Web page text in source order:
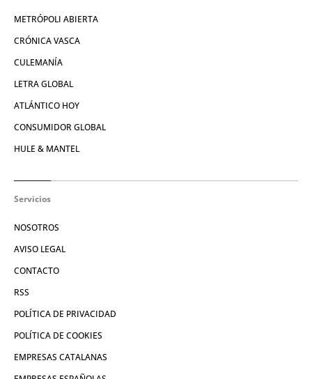
METRÓPOLI ABIERTA
CRÓNICA VASCA
CULEMANÍA
LETRA GLOBAL
ATLÁNTICO HOY
CONSUMIDOR GLOBAL
HULE & MANTEL
Servicios
NOSOTROS
AVISO LEGAL
CONTACTO
RSS
POLÍTICA DE PRIVACIDAD
POLÍTICA DE COOKIES
EMPRESAS CATALANAS